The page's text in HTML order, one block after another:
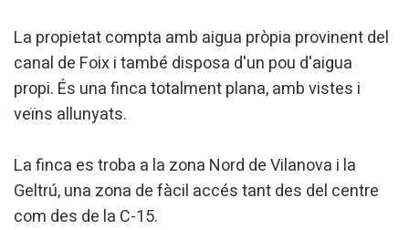
La propietat compta amb aigua pròpia provinent del
canal de Foix i també disposa d'un pou d'aigua
propi. És una finca totalment plana, amb vistes i
veïns allunyats.
La finca es troba a la zona Nord de Vilanova i la
Geltrú, una zona de fàcil accés tant des del centre
com des de la C-15.